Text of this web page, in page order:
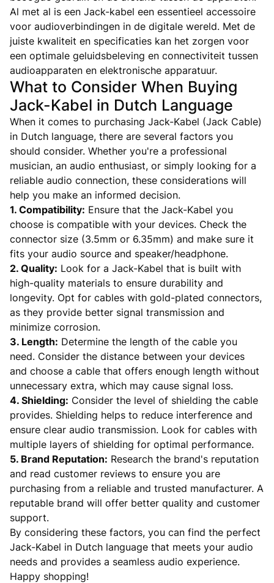
Al met al is een Jack-kabel een essentieel accessoire
voor audioverbindingen in de digitale wereld. Met de
juiste kwaliteit en specificaties kan het zorgen voor
een optimale geluidsbeleving en connectiviteit tussen
audioapparaten en elektronische apparatuur.
What to Consider When Buying
Jack-Kabel in Dutch Language
When it comes to purchasing Jack-Kabel (Jack Cable)
in Dutch language, there are several factors you
should consider. Whether you're a professional
musician, an audio enthusiast, or simply looking for a
reliable audio connection, these considerations will
help you make an informed decision.
1. Compatibility: Ensure that the Jack-Kabel you
choose is compatible with your devices. Check the
connector size (3.5mm or 6.35mm) and make sure it
fits your audio source and speaker/headphone.
2. Quality: Look for a Jack-Kabel that is built with
high-quality materials to ensure durability and
longevity. Opt for cables with gold-plated connectors,
as they provide better signal transmission and
minimize corrosion.
3. Length: Determine the length of the cable you
need. Consider the distance between your devices
and choose a cable that offers enough length without
unnecessary extra, which may cause signal loss.
4. Shielding: Consider the level of shielding the cable
provides. Shielding helps to reduce interference and
ensure clear audio transmission. Look for cables with
multiple layers of shielding for optimal performance.
5. Brand Reputation: Research the brand's reputation
and read customer reviews to ensure you are
purchasing from a reliable and trusted manufacturer. A
reputable brand will offer better quality and customer
support.
By considering these factors, you can find the perfect
Jack-Kabel in Dutch language that meets your audio
needs and provides a seamless audio experience.
Happy shopping!